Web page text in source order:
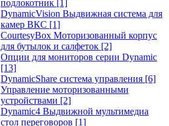
подлокотник [1]
DynamicVision Выдвижная система для
камер ВКС [1]
CourtesyBox Моторизованный корпус
для бутылок и салфеток [2]
Опции для мониторов серии Dynamic
[13]
DynamicShare система управления [6]
Управление моторизованными
устройствами [2]
Dynamic4 Выдвижной мультимедиа
стол переговоров [1]